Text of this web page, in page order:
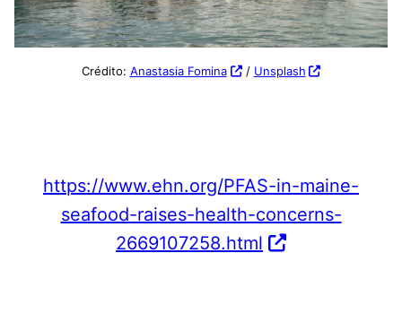
Crédito: Anastasia Fomina / Unsplash
https://www.ehn.org/PFAS-in-maine-
seafood-raises-health-concerns-
2669107258.html